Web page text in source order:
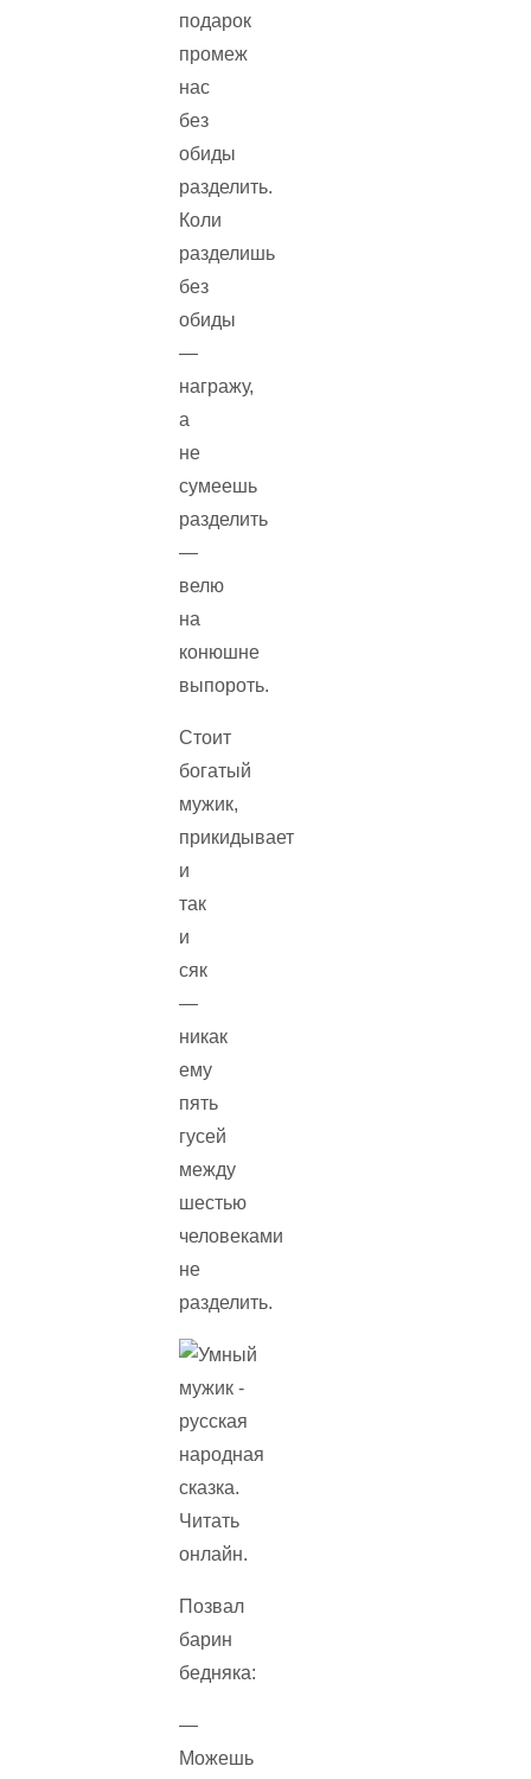
подарок
промеж
нас
без
обиды
разделить.
Коли
разделишь
без
обиды
—
награжу,
а
не
сумеешь
разделить
—
велю
на
конюшне
выпороть.
Стоит
богатый
мужик,
прикидывает
и
так
и
сяк
—
никак
ему
пять
гусей
между
шестью
человеками
не
разделить.
Позвал
барин
бедняка:
—
Можешь